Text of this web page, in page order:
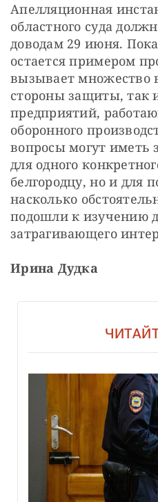
Апелляционная
областного суда
доводам 29 июня.
остается примером
вызывает множество
стороны защиты, так
предприятий,
оборонного
вопросы могут иметь
для одного
белгородцу, но и для
насколько
подошли к изучению
затрагивающего
Ирина Дудка